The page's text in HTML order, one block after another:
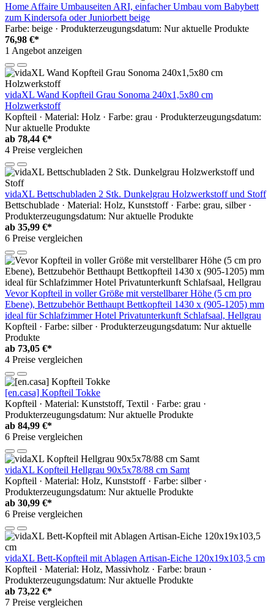
Home Affaire Umbauseiten ARI, einfacher Umbau vom Babybett
zum Kindersofa oder Juniorbett beige
Farbe: beige · Produkterzeugungsdatum: Nur aktuelle Produkte
76,98 €*
1 Angebot anzeigen
vidaXL Wand Kopfteil Grau Sonoma 240x1,5x80 cm
Holzwerkstoff
Kopfteil · Material: Holz · Farbe: grau · Produkterzeugungsdatum:
Nur aktuelle Produkte
ab 78,44 €*
4 Preise vergleichen
vidaXL Bettschubladen 2 Stk. Dunkelgrau Holzwerkstoff und Stoff
Bettschublade · Material: Holz, Kunststoff · Farbe: grau, silber ·
Produkterzeugungsdatum: Nur aktuelle Produkte
ab 35,99 €*
6 Preise vergleichen
Vevor Kopfteil in voller Größe mit verstellbarer Höhe (5 cm pro
Ebene), Bettzubehör Betthaupt Bettkopfteil 1430 x (905-1205) mm
ideal für Schlafzimmer Hotel Privatunterkunft Schlafsaal, Hellgrau
Kopfteil · Farbe: silber · Produkterzeugungsdatum: Nur aktuelle
Produkte
ab 73,05 €*
4 Preise vergleichen
[en.casa] Kopfteil Tokke
Kopfteil · Material: Kunststoff, Textil · Farbe: grau ·
Produkterzeugungsdatum: Nur aktuelle Produkte
ab 84,99 €*
6 Preise vergleichen
vidaXL Kopfteil Hellgrau 90x5x78/88 cm Samt
Kopfteil · Material: Holz, Kunststoff · Farbe: silber ·
Produkterzeugungsdatum: Nur aktuelle Produkte
ab 30,99 €*
6 Preise vergleichen
vidaXL Bett-Kopfteil mit Ablagen Artisan-Eiche 120x19x103,5 cm
Kopfteil · Material: Holz, Massivholz · Farbe: braun ·
Produkterzeugungsdatum: Nur aktuelle Produkte
ab 73,22 €*
7 Preise vergleichen